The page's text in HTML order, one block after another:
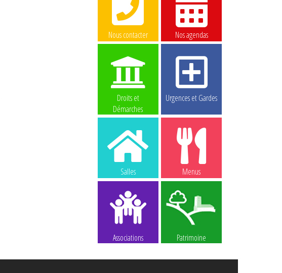
Nous contacter Nos agendas
Droits et
Démarches
Urgences et Gardes
Salles Menus
Associations Patrimoine